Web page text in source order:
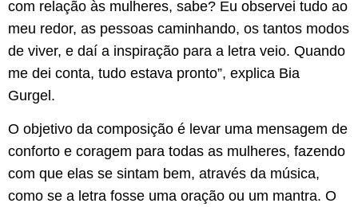
com relação às mulheres, sabe? Eu observei tudo ao
meu redor, as pessoas caminhando, os tantos modos
de viver, e daí a inspiração para a letra veio. Quando
me dei conta, tudo estava pronto”, explica Bia
Gurgel.
O objetivo da composição é levar uma mensagem de
conforto e coragem para todas as mulheres, fazendo
com que elas se sintam bem, através da música,
como se a letra fosse uma oração ou um mantra. O